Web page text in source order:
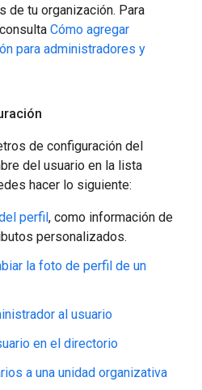
de tu organización. Para
Cómo agregar
para administradores y
de configuración del
del usuario en la lista
hacer lo siguiente:
perfil, como información de
personalizados.
la foto de perfil de un
al usuario
en el directorio
a una unidad organizativa